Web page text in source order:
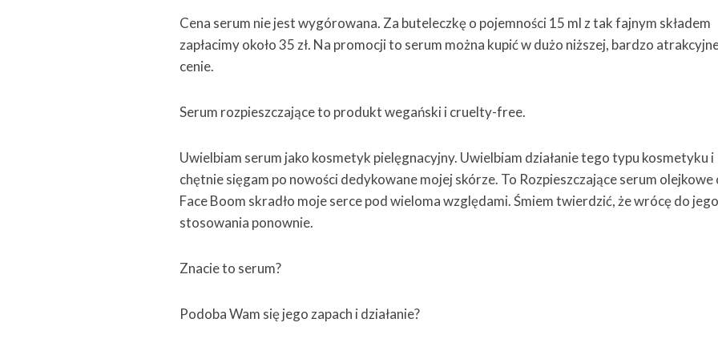
Cena serum nie jest wygórowana. Za buteleczkę o pojemności 15 ml z tak fajnym składem
zapłacimy około 35 zł. Na promocji to serum można kupić w dużo niższej, bardzo
cenie.
Serum rozpieszczające to produkt wegański i cruelty-free.
Uwielbiam serum jako kosmetyk pielęgnacyjny. Uwielbiam działanie tego typu kosmetyku i
chętnie sięgam po nowości dedykowane mojej skórze. To Rozpieszczające serum olejkowe
Face Boom skradło moje serce pod wieloma względami. Śmiem twierdzić, że wrócę do jego
stosowania ponownie.
Znacie to serum?
Podoba Wam się jego zapach i działanie?